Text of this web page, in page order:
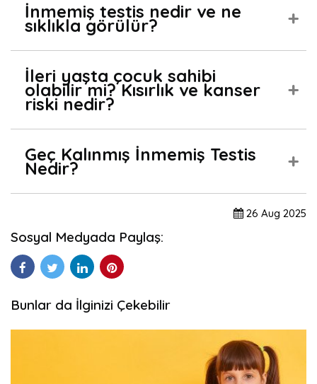
İnmemiş testis nedir ve ne
sıklıkla görülür?
İleri yaşta çocuk sahibi
olabilir mi? Kısırlık ve kanser
riski nedir?
Geç Kalınmış İnmemiş Testis
Nedir?
26 Aug 2025
Sosyal Medyada Paylaş:
Bunlar da İlginizi Çekebilir